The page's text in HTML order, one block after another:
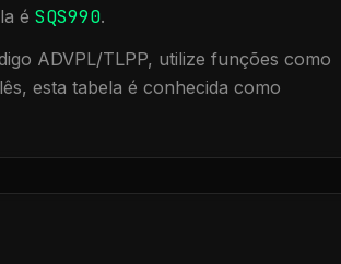
é SQS990.
ADVPL/TLPP, utilize funções como
esta tabela é conhecida como